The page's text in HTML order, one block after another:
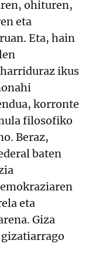
ohituren,
eta
Eta, hain
ikus
korronte
filosofiko
Beraz,
baten
eta
Giza